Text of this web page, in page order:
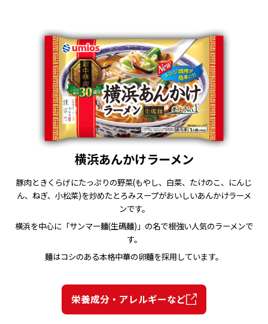
横浜あんかけラーメン
豚肉ときくらげにたっぷりの野菜(もやし、白菜、たけのこ、にんじ
ん、ねぎ、小松菜)を炒めたとろみスープがおいしいあんかけラーメ
ンです。
横浜を中心に「サンマー麺(生碼麺)」の名で根強い人気のラーメンで
す。
麺はコシのある本格中華の卵麺を採⽤しています。
栄養成分・アレルギーなど